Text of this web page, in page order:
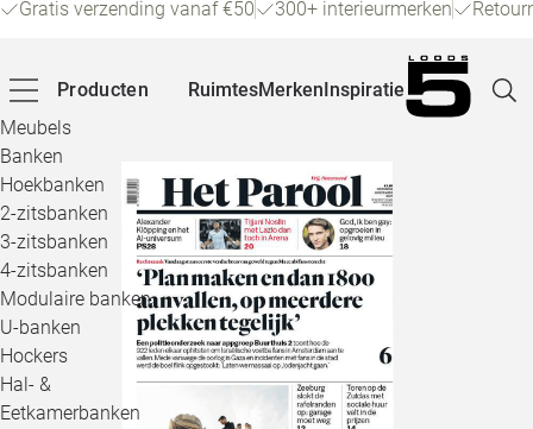
Gratis verzending vanaf €50 300+ interieurmerken
Producten
Meubels
Banken
Hoekbanken
2-zitsbanken
3-zitsbanken
4-zitsbanken
Modulaire banken
U-banken
Hockers
Hal- &
Eetkamerbanken
RuimtesMerkenInspiratie